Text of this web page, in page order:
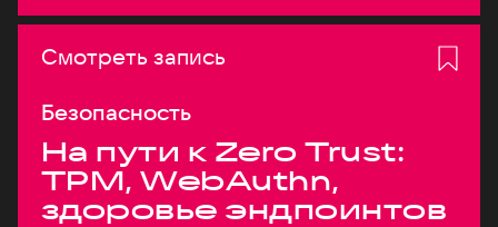
Смотреть запись
Безопасность
На пути к Zero Trust:
TPM, WebAuthn,
здоровье эндпоинтов